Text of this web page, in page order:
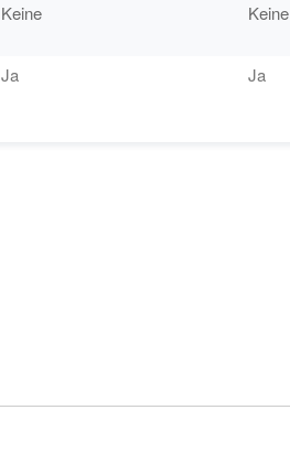
Keine Keine
Ja Ja